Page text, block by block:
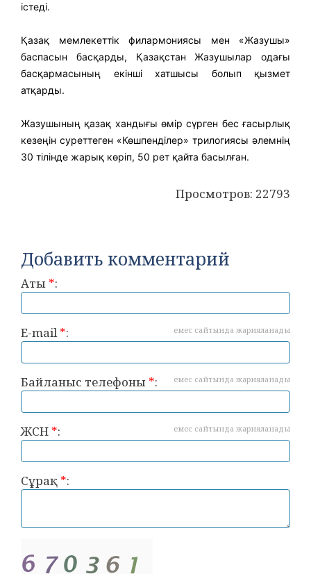
істеді.
Қазақ мемлекеттік филармониясы мен «Жазушы»
баспасын басқарды, Қазақстан Жазушылар одағы
басқармасының екінші хатшысы болып қызмет
атқарды.
Жазушының қазақ хандығы өмір сүрген бес ғасырлық
кезеңін суреттеген «Көшпенділер» трилогиясы әлемнің
30 тілінде жарық көріп, 50 рет қайта басылған.
Просмотров: 22793
Добавить комментарий
Аты *:
E-mail*: емес сайтында жарияланады
Байланыс телефоны *: емес сайтында жарияланады
ЖСН *: емес сайтында жарияланады
Сұрақ *: